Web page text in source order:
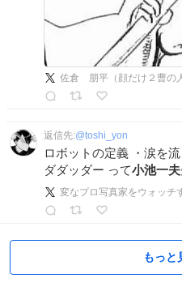
佐倉 朋平（顔だけ２曹の人
返信先:@toshi_yon
ロボットの定義 ・涙を
ダダッダー って小池一夫
変なプロ写真家をウォッチ
もっと